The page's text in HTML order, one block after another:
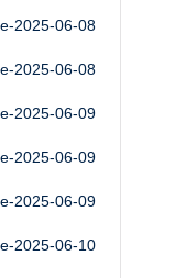
2025-06-08
2025-06-08
2025-06-09
2025-06-09
2025-06-09
2025-06-10